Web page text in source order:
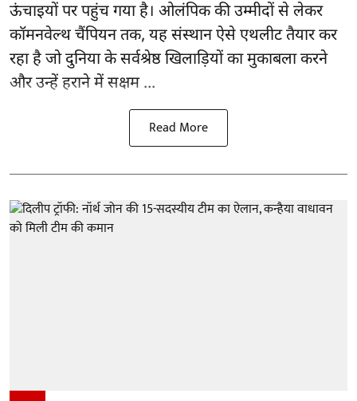
ऊंचाइयों पर पहुंच गया है। ओलंपिक की उम्मीदों से लेकर
कॉमनवेल्थ चैंपियन तक, यह संस्थान ऐसे एथलीट तैयार कर
रहा है जो दुनिया के सर्वश्रेष्ठ खिलाड़ियों का मुकाबला करने
और उन्हें हराने में सक्षम ...
Read More